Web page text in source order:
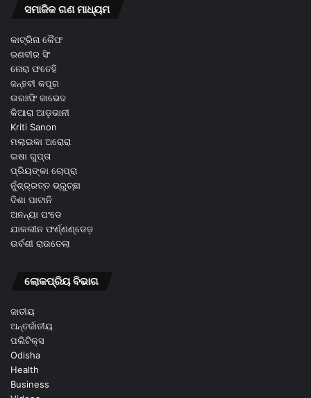
ସମାଜିକ ଗଣ ମାଧ୍ୟମ
କାଟ୍ରିନା କୈଫ
ରଣବୀର ସିଂ
ନୋରା ଫତେହି
ଜନ୍ହବୀ କପୂର
ଉରଃଫି ଜାଭେଦ
କିଆରା ଆଡ଼ଭାନୀ
Kriti Sanon
ମଲାଇକା ଅରୋରା
ଇଷା ଗୁପ୍ତା
ପ୍ରିୟଙ୍କା ଚୋପ୍ରା
ନୁଁଶ୍ର୍ରତ୍ତ ଭ୍ରୁଚ୍ଛା
ଦିଶା ପାଟାନି
ଅନନ୍ୟା ପଂଡେ
ଯାକଲୀନ ଫର୍ଣ୍ଣଣ୍ଡେଜ଼
ଉର୍ବଶୀ ରାଉତେଲା
ଲୋକପ୍ରିୟ ବିଭାଗ
ଜାତୀୟ
ଅନ୍ତର୍ଜାତୀୟ
ପଲିଟିକ୍ସ
Odisha
Health
Business